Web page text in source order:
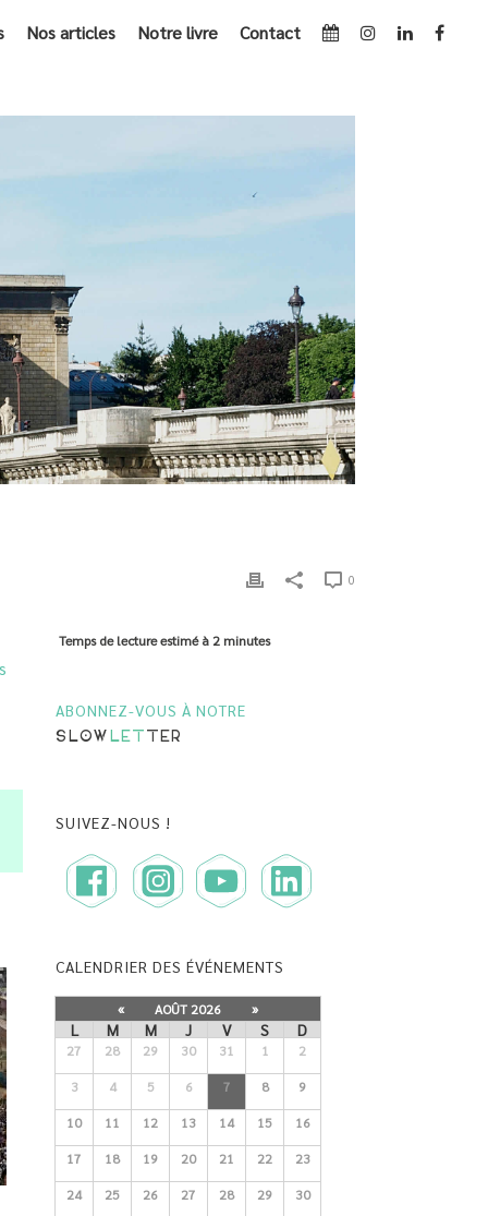
Nos articles Notre livre Contact
0
Temps de lecture estimé à 2 minutes
ABONNEZ-VOUS À NOTRE
SLOW LET TER
SUIVEZ-NOUS !
CALENDRIER DES ÉVÉNEMENTS
« AOÛT 2026 »
L M M J V S D
27 28 29 30 31 1 2
3 4 5 6 7 8 9
10 11 12 13 14 15 16
17 18 19 20 21 22 23
24 25 26 27 28 29 30